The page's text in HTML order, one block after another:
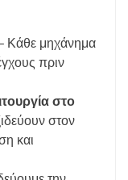
Κάθε μηχάνημα
πριν
στο
στον
και